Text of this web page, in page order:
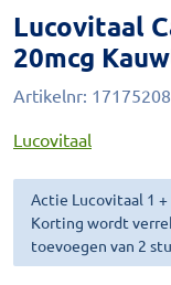
Lucovitaal
20mcg
Artikelnr: 17175208
Lucovitaal
Actie Lucovitaal 1
Korting wordt
toevoegen van 2